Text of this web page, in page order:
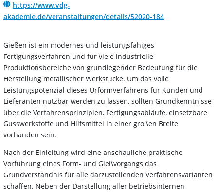
https://www.vdg-
akademie.de/veranstaltungen/details/52020-184
Gießen ist ein modernes und leistungsfähiges
Fertigungsverfahren und für viele industrielle
Produktionsbereiche von grundlegender Bedeutung für die
Herstellung metallischer Werkstücke. Um das volle
Leistungspotenzial dieses Urformverfahrens für Kunden und
Lieferanten nutzbar werden zu lassen, sollten Grundkenntnisse
über die Verfahrensprinzipien, Fertigungsabläufe, einsetzbare
Gusswerkstoffe und Hilfsmittel in einer großen Breite
vorhanden sein.
Nach der Einleitung wird eine anschauliche praktische
Vorführung eines Form- und Gießvorgangs das
Grundverständnis für alle darzustellenden Verfahrensvarianten
schaffen. Neben der Darstellung aller betriebsinternen